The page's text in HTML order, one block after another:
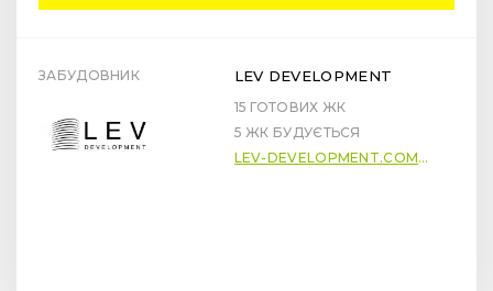
ЗАБУДОВНИК LEV DEVELOPMENT
15 ГОТОВИХ ЖК
5 ЖК БУДУЄТЬСЯ
LEV-DEVELOPMENT.COM.UA